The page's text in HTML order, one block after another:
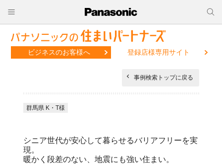
ビジネスのお客様へ 登録店様専用サイト
事例検索トップに戻る
群馬県 K・T様
シニア世代が安心して暮らせるバリアフリーを実
現。
暖かく段差のない、地震にも強い住まい。